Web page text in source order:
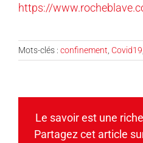
https://
Mots-clés : confinement Covid19
Le savoir est une
Partagez cet article